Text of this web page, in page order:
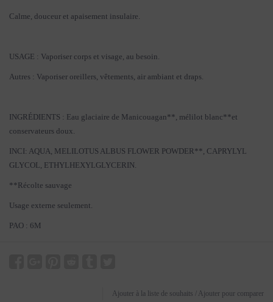
Calme, douceur et apaisement insulaire.
USAGE : Vaporiser corps et visage, au besoin.
Autres : Vaporiser oreillers, vêtements, air ambiant et draps.
INGRÉDIENTS : Eau glaciaire de Manicouagan**, mélilot blanc**et
conservateurs doux.
INCI: AQUA, MELILOTUS ALBUS FLOWER POWDER**, CAPRYLYL
GLYCOL, ETHYLHEXYLGLYCERIN.
**Récolte sauvage
Usage externe seulement.
PAO : 6M
Ajouter à la liste de souhaits Ajouter pour comparer